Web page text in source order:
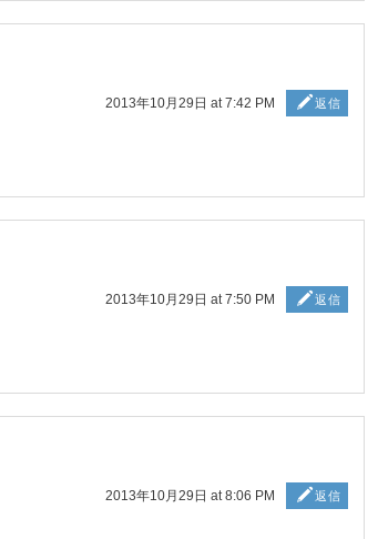
2013年10月29日 at 7:42 PM 返信
2013年10月29日 at 7:50 PM 返信
2013年10月29日 at 8:06 PM 返信